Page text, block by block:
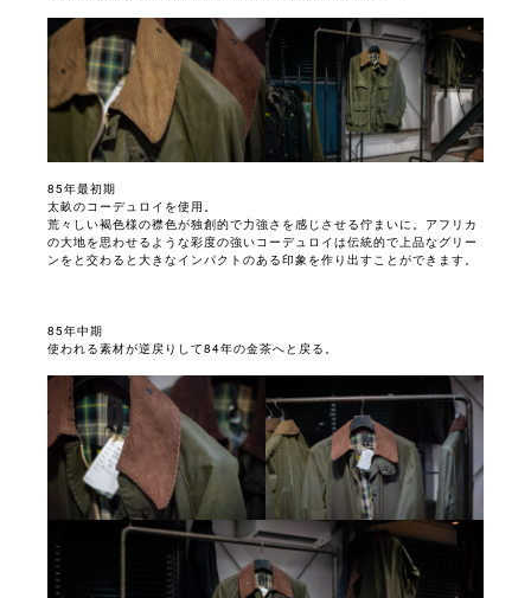
85年最初期
太畝のコーデュロイを使用。
荒々しい褐色様の襟色が独創的で力強さを感じさせる佇まいに。アフリカ
の大地を思わせるような彩度の強いコーデュロイは伝統的で上品なグリー
ンをと交わると大きなインパクトのある印象を作り出すことができます。
85年中期
使われる素材が逆戻りして84年の金茶へと戻る。